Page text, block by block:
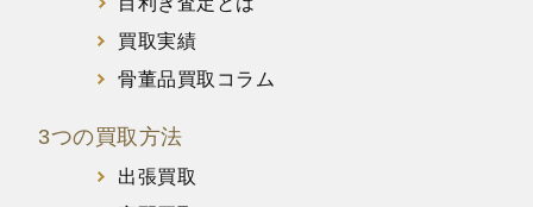
買取実績
骨董品買取コラム
3つの買取方法
出張買取